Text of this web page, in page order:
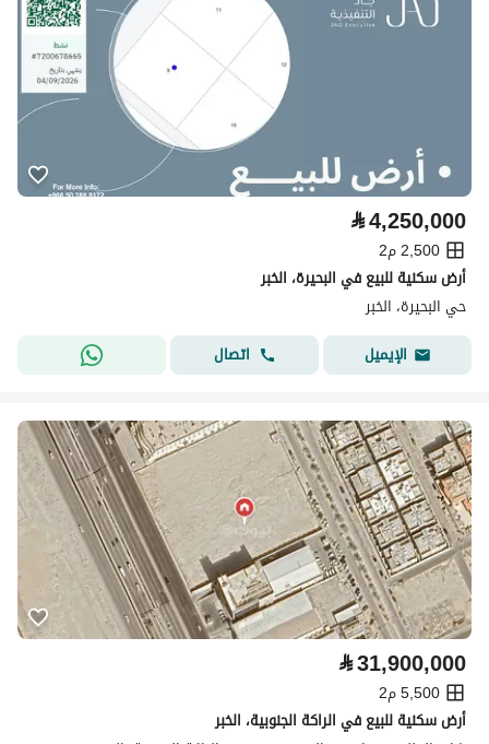
⃁4,250,000
2,500 م2
أرض سكنية للبيع في البحيرة، الخبر
حي البحيرة، الخبر
الإيميل
اتصال
⃁31,900,000
5,500 م2
أرض سكنية للبيع في الراكة الجنوبية، الخبر